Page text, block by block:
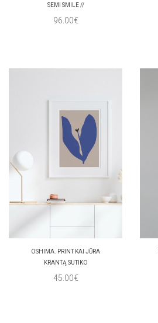
SEMI SMILE //
96.00€
OSHIMA. PRINT KAI JŪRA
KRANTĄ SUTIKO
45.00€